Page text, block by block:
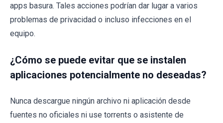
apps basura. Tales acciones podrían dar lugar a varios
problemas de privacidad o incluso infecciones en el
equipo.
¿Cómo se puede evitar que se instalen
aplicaciones potencialmente no deseadas?
Nunca descargue ningún archivo ni aplicación desde
fuentes no oficiales ni use torrents o asistente de